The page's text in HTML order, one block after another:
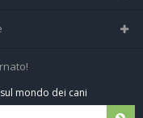
mondo dei cani